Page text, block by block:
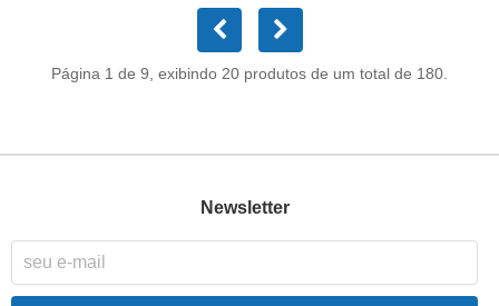
Página 1 de 9, exibindo 20 produtos de um total de 180.
Newsletter